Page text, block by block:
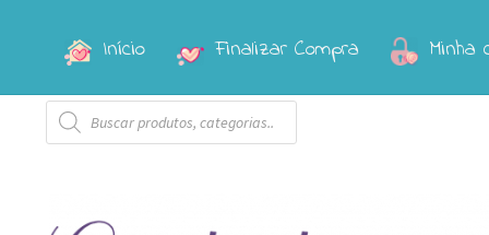
Pular
navegação
Pular
conteúdo
Início Finalizar Compra Minha
Pesquisar
produtos